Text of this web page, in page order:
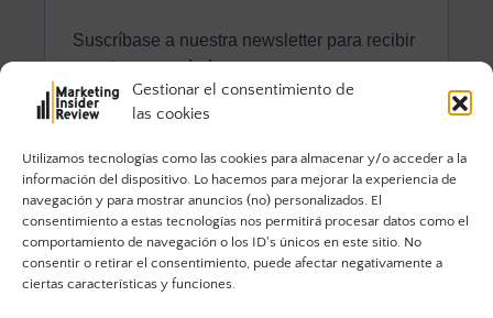
Gestionar el consentimiento de
las cookies
Utilizamos tecnologías como las cookies para almacenar y/o acceder a la
información del dispositivo. Lo hacemos para mejorar la experiencia de
navegación y para mostrar anuncios (no) personalizados. El
consentimiento a estas tecnologías nos permitirá procesar datos como el
comportamiento de navegación o los ID's únicos en este sitio. No
consentir o retirar el consentimiento, puede afectar negativamente a
ciertas características y funciones.